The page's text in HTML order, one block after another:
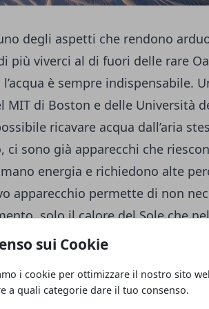
sui Cookie
i cookie per ottimizzare il nostro sito
a quali categorie dare il tuo consenso.
degli aspetti che rendono
più viverci al di fuori delle rare
è sempre indispensabile.
di Boston e delle Università
ricavare acqua dall’aria
sono già apparecchi che
energia e richiedono alte
apparecchio permette di non
solo il calore del Sole che nel
in movimento, solo un
poroso che ricava l’acqua già
condizioni ambientali un
3 litri d’acqua,